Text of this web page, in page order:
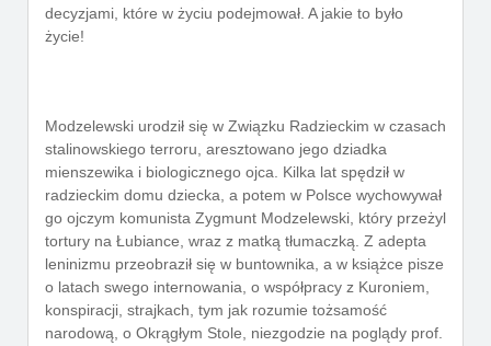
decyzjami, które w życiu podejmował. A jakie to było
życie!
Modzelewski urodził się w Związku Radzieckim w czasach
stalinowskiego terroru, aresztowano jego dziadka
mienszewika i biologicznego ojca. Kilka lat spędził w
radzieckim domu dziecka, a potem w Polsce wychowywał
go ojczym komunista Zygmunt Modzelewski, który przeżyl
tortury na Łubiance, wraz z matką tłumaczką. Z adepta
leninizmu przeobraził się w buntownika, a w książce pisze
o latach swego internowania, o współpracy z Kuroniem,
konspiracji, strajkach, tym jak rozumie tożsamość
narodową, o Okrągłym Stole, niezgodzie na poglądy prof.